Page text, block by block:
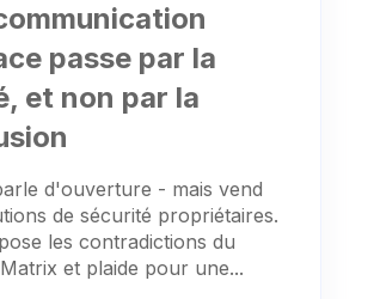
passe par la
et non par la
d'ouverture - mais vend
de sécurité propriétaires.
les contradictions du
et plaide pour une...